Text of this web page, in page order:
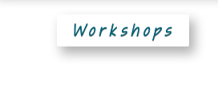
Workshops